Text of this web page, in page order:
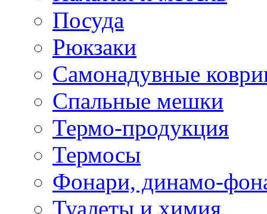
Посуда
Рюкзаки
Самонадувные
Спальные мешки
Термо-продукция
Термосы
Фонари, динамо-
Туалеты и химия